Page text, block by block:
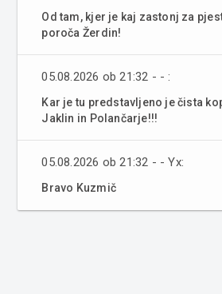
Od tam, kjer je kaj zastonj za
poroča Žerdin!
05.08.2026 ob 21:32 - - :
Kar je tu predstavljeno je čista
Jaklin in Polančarje!!!
05.08.2026 ob 21:32 - - Yx:
Bravo Kuzmič